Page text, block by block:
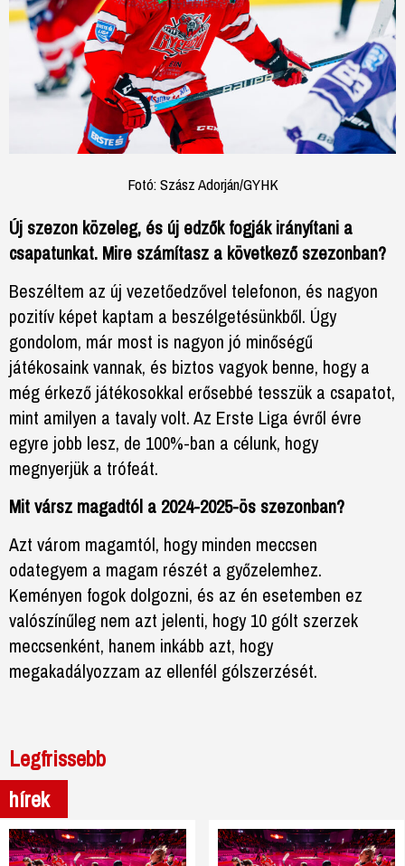
Fotó: Szász Adorján/GYHK
Új szezon közeleg, és új edzők fogják irányítani a
csapatunkat. Mire számítasz a következő szezonban?
Beszéltem az új vezetőedzővel telefonon, és nagyon
pozitív képet kaptam a beszélgetésünkből. Úgy
gondolom, már most is nagyon jó minőségű
játékosaink vannak, és biztos vagyok benne, hogy a
még érkező játékosokkal erősebbé tesszük a csapatot,
mint amilyen a tavaly volt. Az Erste Liga évről évre
egyre jobb lesz, de 100%-ban a célunk, hogy
megnyerjük a trófeát.
Mit vársz magadtól a 2024-2025-ös szezonban?
Azt várom magamtól, hogy minden meccsen
odategyem a magam részét a győzelemhez.
Keményen fogok dolgozni, és az én esetemben ez
valószínűleg nem azt jelenti, hogy 10 gólt szerzek
meccsenként, hanem inkább azt, hogy
megakadályozzam az ellenfél gólszerzését.
Legfrissebb
hírek